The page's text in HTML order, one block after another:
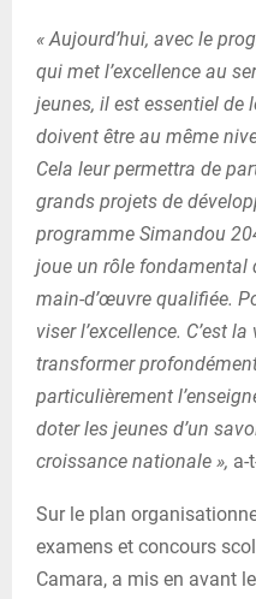
« Aujourd’hui, avec le
qui met l’excellence au
jeunes, il est essentiel de
doivent être au même
Cela leur permettra de
grands projets de
programme Simandou
joue un rôle fondamental
main-d’œuvre qualifiée.
viser l’excellence. C’est
transformer
particulièrement
doter les jeunes d’un
croissance nationale », a-
Sur le plan
examens et concours
Camara, a mis en avant